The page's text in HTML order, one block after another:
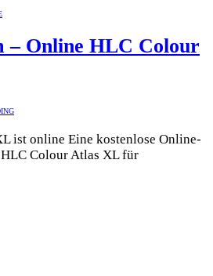
– Online HLC Colour
ist online Eine kostenlose Online-
Colour Atlas XL für